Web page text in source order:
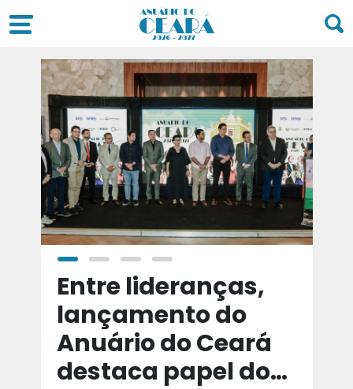
Entre lideranças,
lançamento do
Anuário do Ceará
destaca papel do